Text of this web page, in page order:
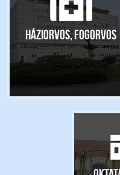
Háziorvos, fogorvos